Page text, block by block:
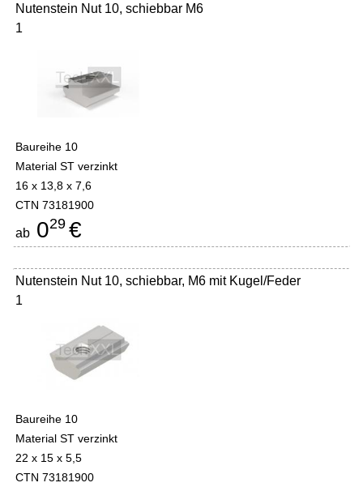
Nutenstein Nut 10, schiebbar M6
1
Baureihe 10
Material ST verzinkt
16 x 13,8 x 7,6
CTN 73181900
ab 029 €
Nutenstein Nut 10, schiebbar, M6 mit Kugel/Feder
1
Baureihe 10
Material ST verzinkt
22 x 15 x 5,5
CTN 73181900